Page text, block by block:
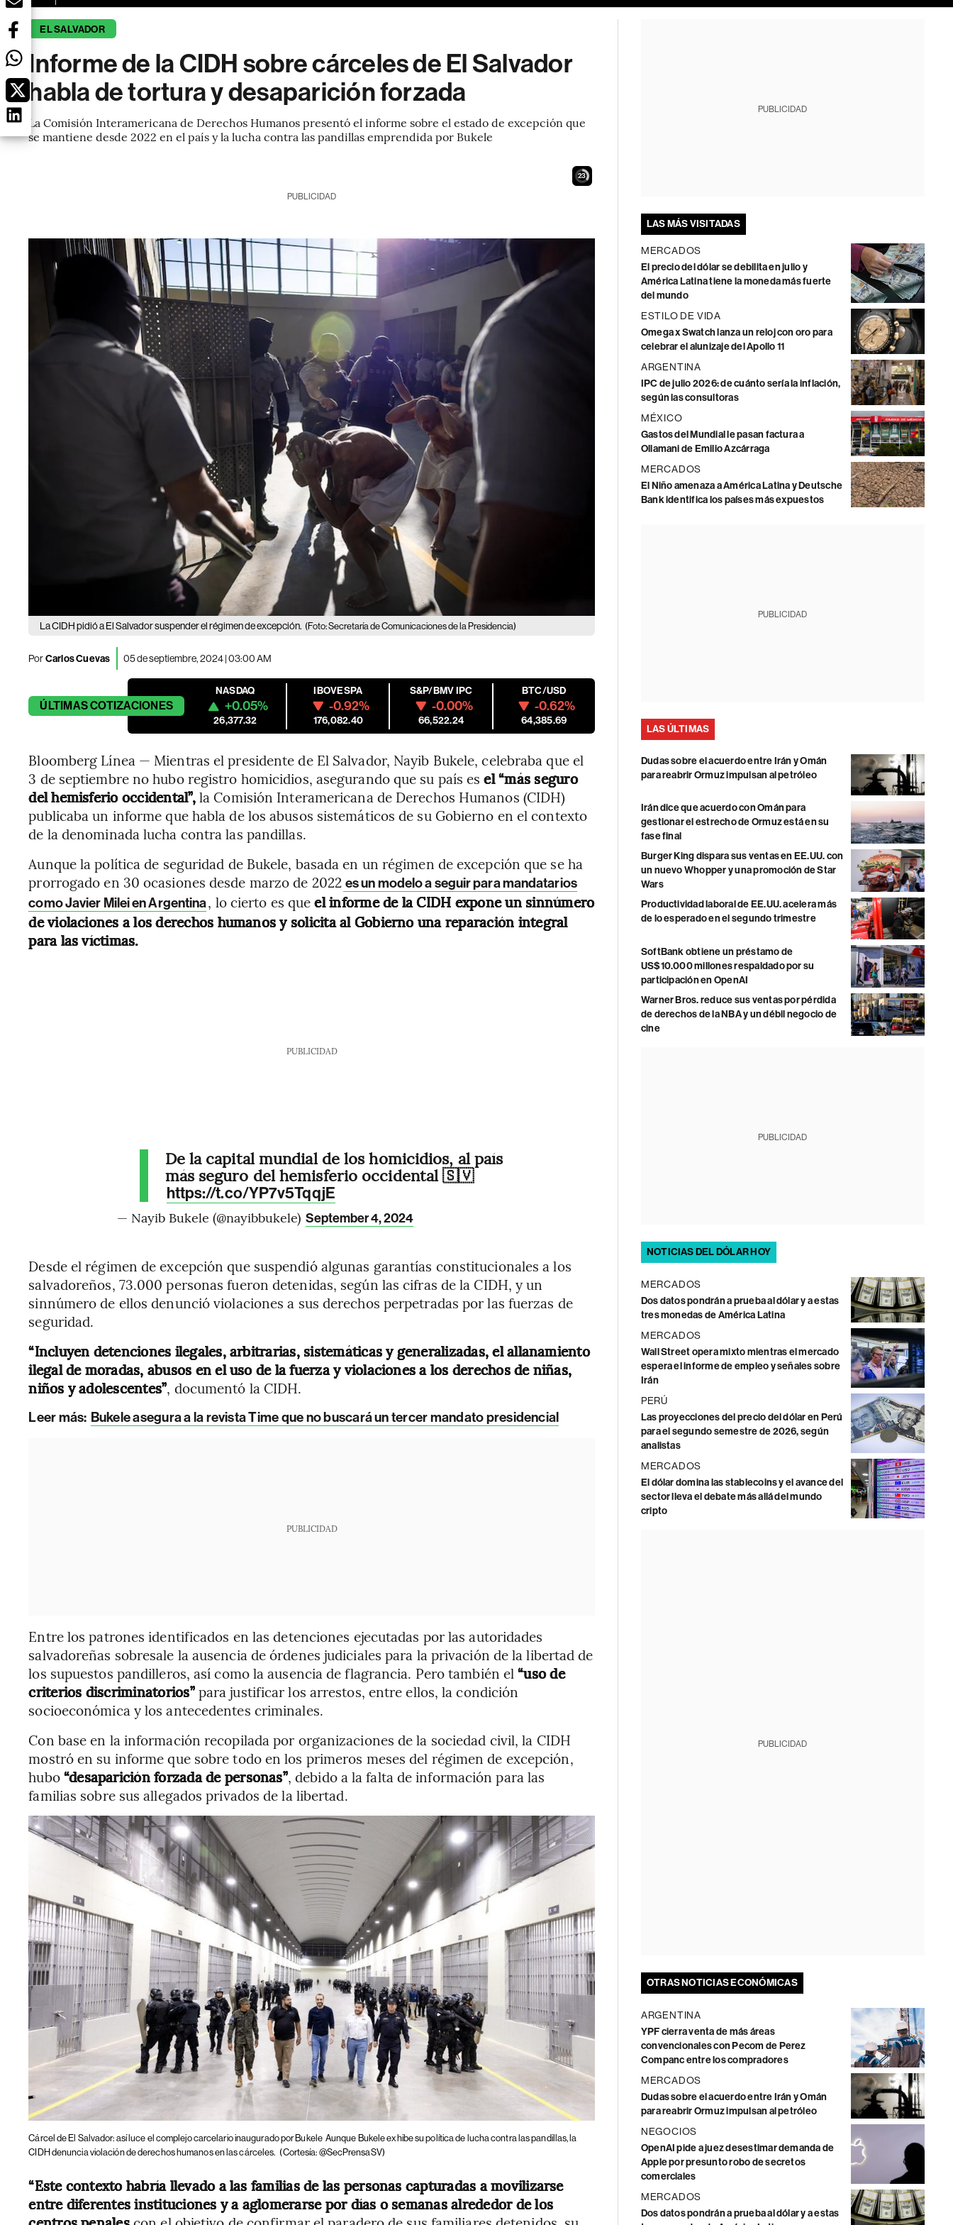
EL SALVADOR
Informe de la CIDH sobre cárceles de El Salvador
habla de tortura y desaparición forzada
La Comisión Interamericana de Derechos Humanos presentó el informe sobre el estado de excepción que
se mantiene desde 2022 en el país y la lucha contra las pandillas emprendida por Bukele
22
PUBLICIDAD
La CIDH pidió a El Salvador suspender el régimen de excepción. (Foto: Secretaría de Comunicaciones de la Presidencia)
PorCarlos Cuevas 05 de septiembre, 2024 | 03:00 AM
ÚLTIMASCOTIZACIONES
NASDAQ
+0.05%
26,377.32
IBOVESPA
-0.92%
176,082.40
S&P/BMV IPC
-0.00%
66,522.24
BTC/USD
-0.62%
64,385.69
Bloomberg Línea — Mientras el presidente de El Salvador, Nayib Bukele, celebraba que el
3 de septiembre no hubo registro homicidios, asegurando que su país esel “más seguro
del hemisferio occidental”,la Comisión Interamericana de Derechos Humanos (CIDH)
publicaba un informe que habla de los abusos sistemáticos de su Gobierno en el contexto
de la denominada lucha contra las pandillas.
Aunque la política de seguridad de Bukele, basada en un régimen de excepción que se ha
prorrogado en 30 ocasiones desde marzo de 2022 es un modelo a seguir para mandatarios
como Javier Milei en Argentina, lo cierto es queel informe de la CIDH expone un sinnúmero
de violaciones a los derechos humanos y solicita al Gobierno una reparación integral
para las víctimas.
PUBLICIDAD
De la capital mundial de los homicidios, al país
más seguro del hemisferio occidental 🇸🇻
https://t.co/YP7v5TqqjE
— Nayib Bukele (@nayibbukele) September 4, 2024
Desde el régimen de excepción que suspendió algunas garantías constitucionales a los
salvadoreños, 73.000 personas fueron detenidas, según las cifras de la CIDH, y un
sinnúmero de ellos denunció violaciones a sus derechos perpetradas por las fuerzas de
seguridad.
“Incluyen detenciones ilegales, arbitrarias, sistemáticas y generalizadas, el allanamiento
ilegal de moradas, abusos en el uso de la fuerza y violaciones a los derechos de niñas,
niños y adolescentes”, documentó la CIDH.
Leer más: Bukele asegura a la revista Time que no buscará un tercer mandato presidencial
PUBLICIDAD
Entre los patrones identificados en las detenciones ejecutadas por las autoridades
salvadoreñas sobresale la ausencia de órdenes judiciales para la privación de la libertad de
los supuestos pandilleros, así como la ausencia de flagrancia. Pero también el“uso de
criterios discriminatorios”para justificar los arrestos, entre ellos, la condición
socioeconómica y los antecedentes criminales.
Con base en la información recopilada por organizaciones de la sociedad civil, la CIDH
mostró en su informe que sobre todo en los primeros meses del régimen de excepción,
hubo“desaparición forzada de personas”, debido a la falta de información para las
familias sobre sus allegados privados de la libertad.
Cárcel de El Salvador: así luce el complejo carcelario inaugurado por Bukele Aunque Bukele exhibe su política de lucha contra las pandillas, la
CIDH denuncia violación de derechos humanos en las cárceles. (Cortesía: @SecPrensaSV)
“Este contexto habría llevado a las familias de las personas capturadas a movilizarse
entre diferentes instituciones y a aglomerarse por días o semanas alrededor de los
PUBLICIDAD
LAS MÁS VISITADAS
MERCADOS
El precio del dólar se debilita en julio y
América Latina tiene la moneda más fuerte
del mundo
ESTILO DE VIDA
Omega x Swatch lanza un reloj con oro para
celebrar el alunizaje del Apollo 11
ARGENTINA
IPC de julio 2026: de cuánto sería la inflación,
según las consultoras
MÉXICO
Gastos del Mundial le pasan factura a
Ollamani de Emilio Azcárraga
MERCADOS
El Niño amenaza a América Latina y Deutsche
Bank identifica los países más expuestos
PUBLICIDAD
LAS ÚLTIMAS
Dudas sobre el acuerdo entre Irán y Omán
para reabrir Ormuz impulsan al petróleo
Irán dice que acuerdo con Omán para
gestionar el estrecho de Ormuz está en su
fase final
Burger King dispara sus ventas en EE.UU. con
un nuevo Whopper y una promoción de Star
Wars
Productividad laboral de EE.UU. acelera más
de lo esperado en el segundo trimestre
SoftBank obtiene un préstamo de
US$10.000 millones respaldado por su
participación en OpenAI
Warner Bros. reduce sus ventas por pérdida
de derechos de la NBA y un débil negocio de
cine
PUBLICIDAD
NOTICIAS DEL DÓLAR HOY
MERCADOS
Dos datos pondrán a prueba al dólar y a estas
tres monedas de América Latina
MERCADOS
Wall Street opera mixto mientras el mercado
espera el informe de empleo y señales sobre
Irán
PERÚ
Las proyecciones del precio del dólar en Perú
para el segundo semestre de 2026, según
analistas
MERCADOS
El dólar domina las stablecoins y el avance del
sector lleva el debate más allá del mundo
cripto
PUBLICIDAD
OTRAS NOTICIAS ECONÓMICAS
ARGENTINA
YPF cierra venta de más áreas
convencionales con Pecom de Perez
Companc entre los compradores
MERCADOS
Dudas sobre el acuerdo entre Irán y Omán
para reabrir Ormuz impulsan al petróleo
NEGOCIOS
OpenAI pide a juez desestimar demanda de
Apple por presunto robo de secretos
comerciales
MERCADOS
Dos datos pondrán a prueba al dólar y a estas